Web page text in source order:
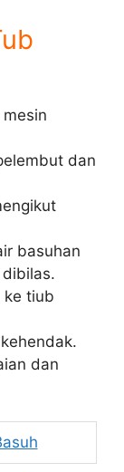
dan
basuhan
ke tiub
dan